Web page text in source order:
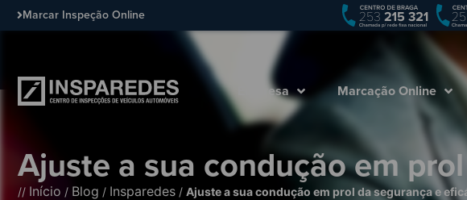
Marcar Inspeção Online
Empresa Marcação Online
Empresa
Ajuste a sua condução em
// Início / Blog / Insparedes / Ajuste a sua condução em prol da segurança e